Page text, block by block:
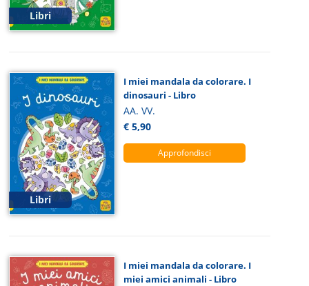
Libri
Libri
I miei mandala da colorare. I
dinosauri - Libro
AA. VV.
€ 5,90
Approfondisci
I miei mandala da colorare. I
miei amici animali - Libro